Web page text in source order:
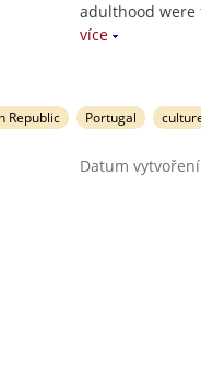
adulthood were
více
Republic Portugal
Datum